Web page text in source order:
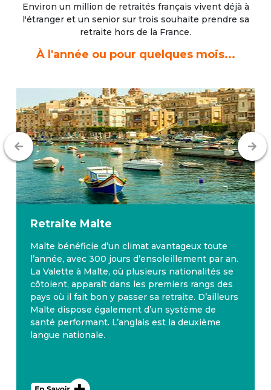
Environ un million de retraités français vivent déjà à
l'étrangeret un senior sur trois souhaite prendre sa
retraite hors de la France.
À l'année ou pour quelques mois...
Retraite Malte
Malte bénéficie d’un climat avantageux toute
l’année, avec 300 jours d’ensoleillement par an.
La Valette à Malte, où plusieurs nationalités se
côtoient, apparaît dans les premiers rangs des
pays où il fait bon y passer sa retraite. D’ailleurs
Malte dispose également d’un système de
santé performant. L’anglais est la deuxième
langue nationale.